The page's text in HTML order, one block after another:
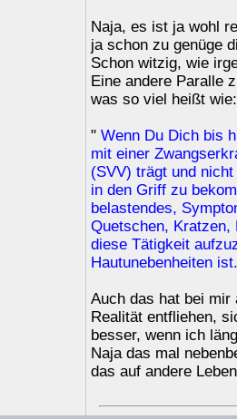
Naja, es ist ja wohl
ja schon zu genüge
Schon witzig, wie
Eine andere Paralle
was so viel heißt wie:
"Wenn Du Dich bis
mit einer
(SVV) trägt und
in den Griff zu
belastendes,
Quetschen, Kratzen,
diese Tätigkeit
Hautunebenheiten
Auch das hat bei mir
Realität entfliehen,
besser, wenn ich
Naja das mal
das auf andere